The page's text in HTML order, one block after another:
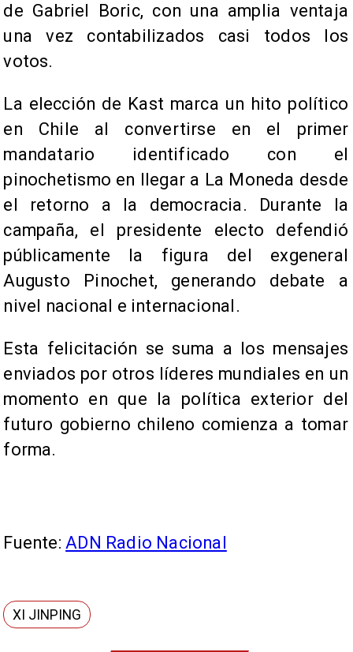
de Gabriel Boric, con una amplia ventaja
una vez contabilizados casi todos los
votos.
La elección de Kast marca un hito político
en Chile al convertirse en el primer
mandatario identificado con el
pinochetismo en llegar a La Moneda desde
el retorno a la democracia. Durante la
campaña, el presidente electo defendió
públicamente la figura del exgeneral
Augusto Pinochet, generando debate a
nivel nacional e internacional.
Esta felicitación se suma a los mensajes
enviados por otros líderes mundiales en un
momento en que la política exterior del
futuro gobierno chileno comienza a tomar
forma.
Fuente:ADN Radio Nacional
XI JINPING